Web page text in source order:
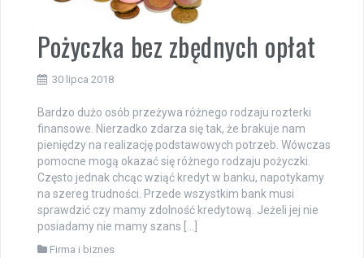
Pożyczka bez zbędnych opłat
30 lipca 2018
Bardzo dużo osób przeżywa różnego rodzaju rozterki
finansowe. Nierzadko zdarza się tak, że brakuje nam
pieniędzy na realizację podstawowych potrzeb. Wówczas
pomocne mogą okazać się różnego rodzaju pożyczki.
Często jednak chcąc wziąć kredyt w banku, napotykamy
na szereg trudności. Przede wszystkim bank musi
sprawdzić czy mamy zdolność kredytową. Jeżeli jej nie
posiadamy nie mamy szans […]
Firma i biznes